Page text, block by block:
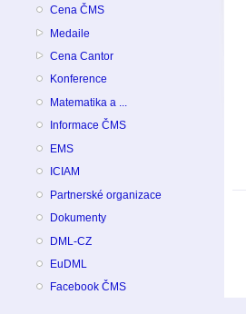
Cena ČMS
Medaile
Cena Cantor
Konference
Matematika a ...
Informace ČMS
EMS
ICIAM
Partnerské organizace
Dokumenty
DML-CZ
EuDML
Facebook ČMS